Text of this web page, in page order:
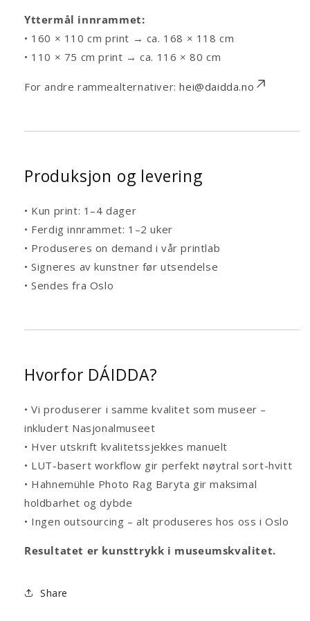
Yttermål innrammet:
• 160 × 110 cm print → ca. 168 × 118 cm
• 110 × 75 cm print → ca. 116 × 80 cm
For andre rammealternativer:hei@daidda.no
Produksjon og levering
• Kun print: 1–4 dager
• Ferdig innrammet: 1–2 uker
• Produseres on demand i vår printlab
• Signeres av kunstner før utsendelse
• Sendes fra Oslo
Hvorfor DÁIDDA?
• Vi produserer i samme kvalitet som museer –
inkludert Nasjonalmuseet
• Hver utskrift kvalitetssjekkes manuelt
• LUT-basert workflow gir perfekt nøytral sort-hvitt
• Hahnemühle Photo Rag Baryta gir maksimal
holdbarhet og dybde
• Ingen outsourcing – alt produseres hos oss i Oslo
Resultatet er kunsttrykk i museumskvalitet.
Share